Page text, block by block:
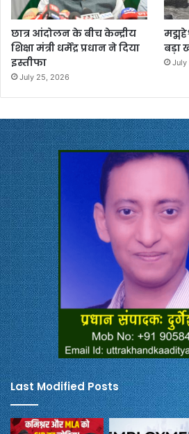
छात्र आंदोलन के बीच केन्द्रीय
शिक्षा मंत्री धर्मेंद्र प्रधान ने दिया
इस्तीफा
July 25, 2026
बड़ा
July
Last Modified Posts